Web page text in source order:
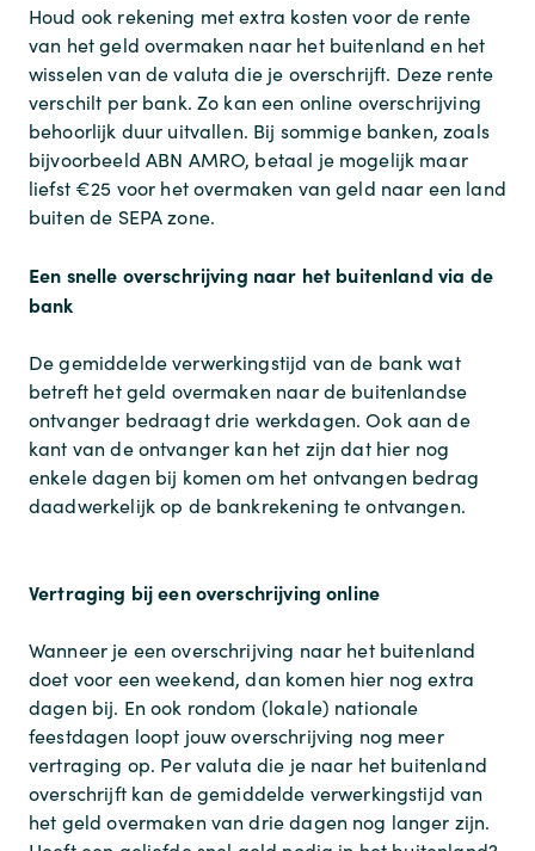
Houd ook rekening met extra kosten voor de rente
van het geld overmaken naar het buitenland en het
wisselen van de valuta die je overschrijft. Deze rente
verschilt per bank. Zo kan een online overschrijving
behoorlijk duur uitvallen. Bij sommige banken, zoals
bijvoorbeeld ABN AMRO, betaal je mogelijk maar
liefst €25 voor het overmaken van geld naar een land
buiten de SEPA zone.
Een snelle overschrijving naar het buitenland via de
bank
De gemiddelde verwerkingstijd van de bank wat
betreft het geld overmaken naar de buitenlandse
ontvanger bedraagt drie werkdagen. Ook aan de
kant van de ontvanger kan het zijn dat hier nog
enkele dagen bij komen om het ontvangen bedrag
daadwerkelijk op de bankrekening te ontvangen.
Vertraging bij een overschrijving online
Wanneer je een overschrijving naar het buitenland
doet voor een weekend, dan komen hier nog extra
dagen bij. En ook rondom (lokale) nationale
feestdagen loopt jouw overschrijving nog meer
vertraging op. Per valuta die je naar het buitenland
overschrijft kan de gemiddelde verwerkingstijd van
het geld overmaken van drie dagen nog langer zijn.